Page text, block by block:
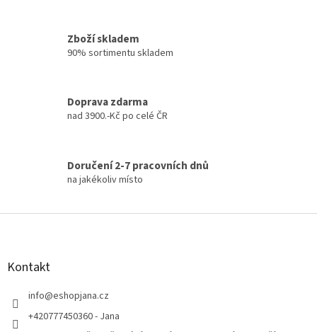
s
Zboží skladem
90% sortimentu skladem
Doprava zdarma
nad 3900.-Kč po celé ČR
Doručení 2-7 pracovních dnů
na jakékoliv místo
Z
Kontakt
info@eshopjana.cz
+420777450360 - Jana